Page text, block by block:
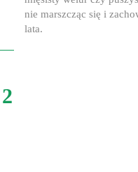
nie marszcząc się i
lata.
2